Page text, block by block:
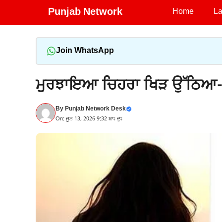
Punjab Network Home
Join WhatsApp
ਮੁਰਝਾਇਆ ਚਿਹਰਾ ਖਿੜ
ByPunjab Network Desk
On: ਜੂਨ 13, 2026 9:32 ਬਾਃ ਦੁਃ